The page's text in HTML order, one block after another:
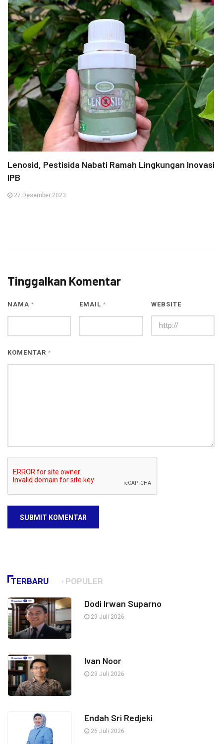
Lenosid, Pestisida Nabati Ramah Lingkungan Inovasi
IPB
27 Desember 2023
Tinggalkan Komentar
NAMA * EMAIL * WEBSITE
KOMENTAR *
SUBMIT KOMENTAR
TERBARU POPULER
Dodi Irwan Suparno
29 Juli 2026
Ivan Noor
29 Juli 2026
Endah Sri Redjeki
26 Juli 2026